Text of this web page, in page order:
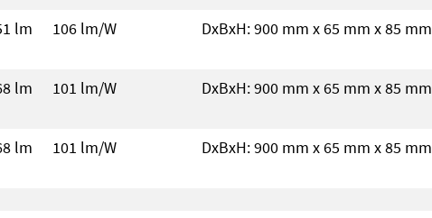
lm 106 lm/W DxBxH: 900 mm x 65 mm x 85 mm
lm 101 lm/W DxBxH: 900 mm x 65 mm x 85 mm
lm 101 lm/W DxBxH: 900 mm x 65 mm x 85 mm